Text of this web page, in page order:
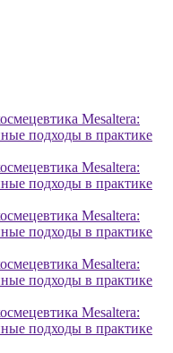
Mesaltera:
подходы в практике
Mesaltera:
подходы в практике
Mesaltera:
подходы в практике
Mesaltera:
подходы в практике
Mesaltera:
подходы в практике